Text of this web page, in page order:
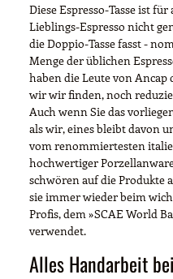
Diese Espresso-Tasse ist
Lieblings-Espresso nicht
die Doppio-Tasse fasst -
Menge der üblichen
haben die Leute von Ancap
wir wir finden, noch
Auch wenn Sie das
als wir, eines bleibt davon
vom renommiertesten
hochwertiger
schwören auf die Produkte
sie immer wieder beim
Profis, dem »SCAE World
verwendet.
Alles Handarbeit